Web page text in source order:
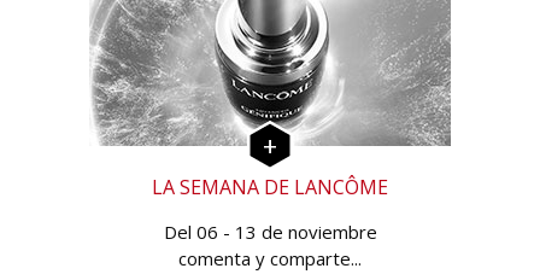
LA SEMANA DE LANCÔME
Del 06 - 13 de noviembre
comenta y comparte...